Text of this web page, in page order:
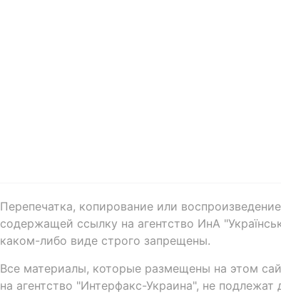
Перепечатка, копирование или
содержащей ссылку на агентство ИнА
каком-либо виде строго запрещены.
Все материалы, которые размещены на этом
на агентство "Интерфакс-Украина", не